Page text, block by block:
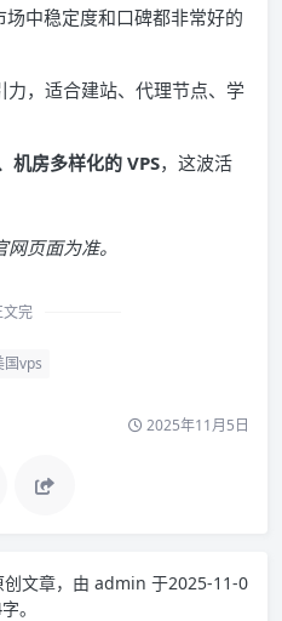
场中稳定度和口碑都非常好的
，适合建站、代理节点、学
机房多样化的 VPS，这波活
页面为准。
文完
国vps
2025年11月5日
文章，由 admin 于2025-11-0
。